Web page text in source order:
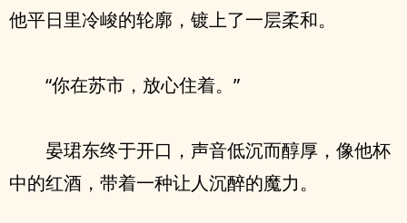
他平日里冷峻的轮廓，镀上了一层柔和。
“你在苏市，放心住着。”
晏珺东终于开口，声音低沉而醇厚，像他杯
中的红酒，带着一种让人沉醉的魔力。